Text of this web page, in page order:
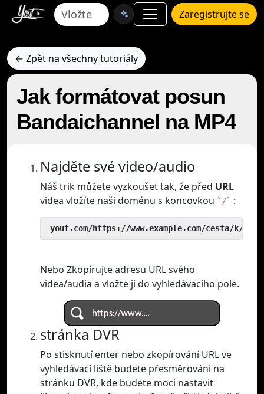
Zaregistrujte se
← Zpět na všechny tutoriály
Jak formátovat posun
Bandaichannel na MP4
Najděte své video/audio
Náš trik můžete vyzkoušet tak, že před URL
videa vložíte naši doménu s koncovkou `/` :
yout.com/https://www.example.com/cesta/k/
Nebo Zkopírujte adresu URL svého
videa/audia a vložte ji do vyhledávacího pole.
stránka DVR
Po stisknutí enter nebo zkopírování URL ve
vyhledávací liště budete přesměrováni na
stránku DVR, kde budete moci nastavit